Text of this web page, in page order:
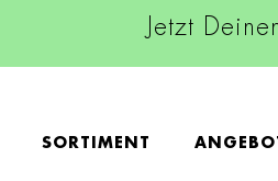
Jetzt
SORTIMENT